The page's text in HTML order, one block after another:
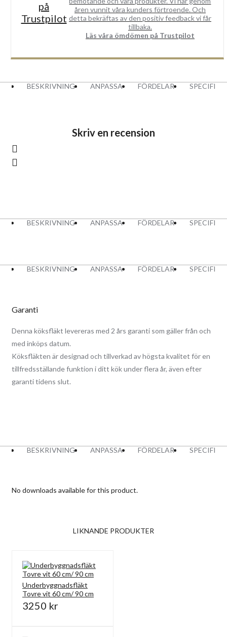
på
Trustpilot
åren vunnit våra kunders förtroende. Och
detta bekräftas av den positiv feedback vi får
tillbaka.
Läs våra ömdömen på Trustpilot
BESKRIVNING ANPASSA FÖRDELAR
Skriv en recension
BESKRIVNING ANPASSA FÖRDELAR
BESKRIVNING ANPASSA FÖRDELAR
Garanti
Denna köksfläkt levereras med 2 års garanti som gäller från och
med inköps datum.
Köksfläkten är designad och tillverkad av högsta kvalitet för en
tillfredsställande funktion i ditt kök under flera år, även efter
garanti tidens slut.
BESKRIVNING ANPASSA FÖRDELAR
No downloads available for this product.
LIKNANDE PRODUKTER
Underbyggnadsfläkt
Tovre vit 60 cm/ 90 cm
3250 kr